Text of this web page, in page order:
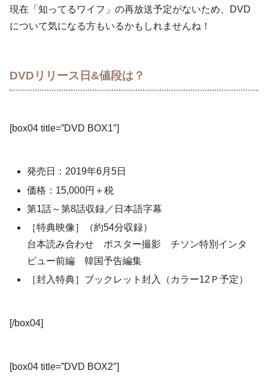
現在「知ってるワイフ」の再放送予定がないため、DVD
について気になる方もいるかもしれませんね！
DVDリリース日&値段は？
[box04 title=”DVD BOX1″]
発売日：2019年6月5日
価格：15,000円＋税
第1話～第8話収録／日本語字幕
［特典映像］（約54分収録）
台本読み合わせ ポスター撮影 チソン特別インタ
ビュー前編 韓国予告編集
［封入特典］ブックレット封入（カラー12Ｐ予定）
[/box04]
[box04 title=”DVD BOX2″]